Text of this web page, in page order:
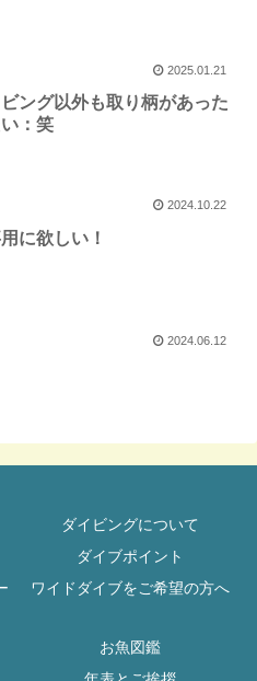
2025.01.21
ング以外も取り柄があった
：笑
2024.10.22
に欲しい！
2024.06.12
ダイビングについて
ダイブポイント
ワイドダイブをご希望の方へ
お魚図鑑